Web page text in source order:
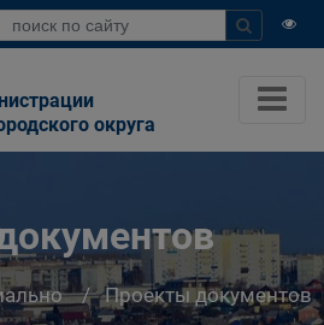
округа
Проекты документов